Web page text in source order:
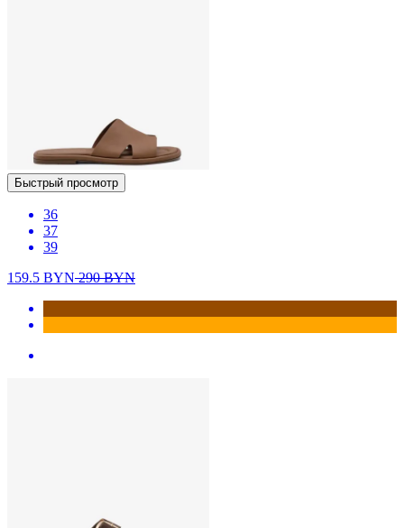
Быстрый просмотр
36
37
39
159.5 BYN290BYN